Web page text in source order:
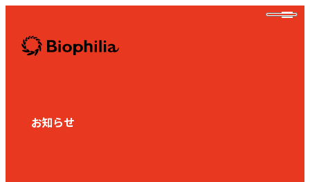
Biophilia
お知らせ
News